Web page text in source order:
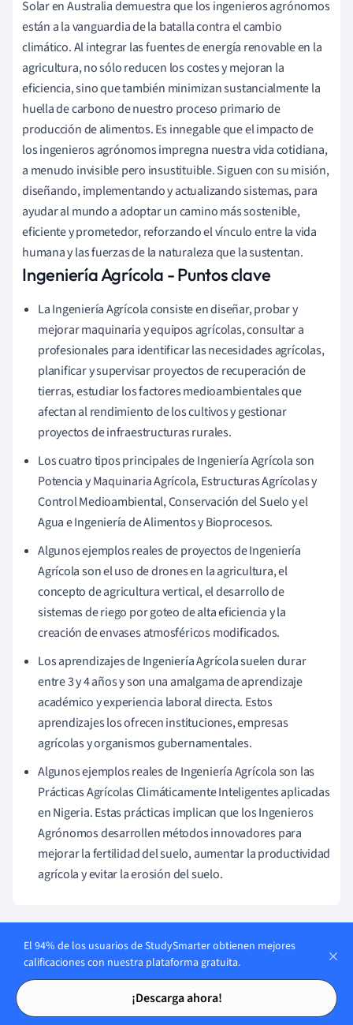
Tarjetas de estudio
Tarjetas de estudio
Solar en Australia demuestra que los ingenieros agrónomos
están a la vanguardia de la batalla contra el cambio
climático. Al integrar las fuentes de energía renovable en la
agricultura, no sólo reducen los costes y mejoran la
eficiencia, sino que también minimizan sustancialmente la
huella de carbono de nuestro proceso primario de
producción de alimentos. Es innegable que el impacto de
los ingenieros agrónomos impregna nuestra vida cotidiana,
a menudo invisible pero insustituible. Siguen con su misión,
diseñando, implementando y actualizando sistemas, para
ayudar al mundo a adoptar un camino más sostenible,
eficiente y prometedor, reforzando el vínculo entre la vida
humana y las fuerzas de la naturaleza que la sustentan.
Ingeniería Agrícola - Puntos clave
La Ingeniería Agrícola consiste en diseñar, probar y
mejorar maquinaria y equipos agrícolas, consultar a
profesionales para identificar las necesidades agrícolas,
planificar y supervisar proyectos de recuperación de
tierras, estudiar los factores medioambientales que
afectan al rendimiento de los cultivos y gestionar
proyectos de infraestructuras rurales.
Los cuatro tipos principales de Ingeniería Agrícola son
Potencia y Maquinaria Agrícola, Estructuras Agrícolas y
Control Medioambiental, Conservación del Suelo y el
Agua e Ingeniería de Alimentos y Bioprocesos.
Algunos ejemplos reales de proyectos de Ingeniería
Agrícola son el uso de drones en la agricultura, el
concepto de agricultura vertical, el desarrollo de
sistemas de riego por goteo de alta eficiencia y la
creación de envases atmosféricos modificados.
Los aprendizajes de Ingeniería Agrícola suelen durar
entre 3 y 4 años y son una amalgama de aprendizaje
académico y experiencia laboral directa. Estos
aprendizajes los ofrecen instituciones, empresas
agrícolas y organismos gubernamentales.
Algunos ejemplos reales de Ingeniería Agrícola son las
Prácticas Agrícolas Climáticamente Inteligentes aplicadas
en Nigeria. Estas prácticas implican que los Ingenieros
Agrónomos desarrollen métodos innovadores para
mejorar la fertilidad del suelo, aumentar la productividad
agrícola y evitar la erosión del suelo.
Temas similares en Ingeniería
Termodinámica de Ingeniería
Ingeniería Aeroespacial
El 94% de los usuarios de StudySmarter obtienen mejores
calificaciones con nuestra plataforma gratuita.
¡Descarga ahora!